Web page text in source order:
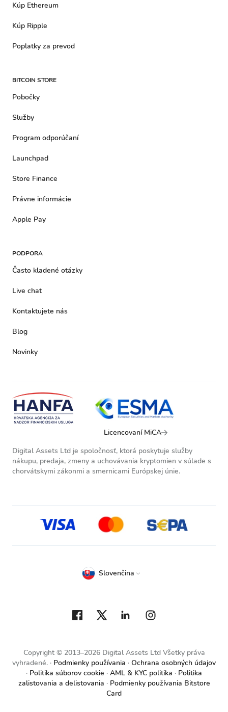
Kúp Ethereum
Kúp Ripple
Poplatky za prevod
BITCOIN STORE
Pobočky
Služby
Program odporúčaní
Launchpad
Store Finance
Právne informácie
Apple Pay
PODPORA
Často kladené otázky
Live chat
Kontaktujete nás
Blog
Novinky
Licencovaní MiCA
Digital Assets Ltd je spoločnosť, ktorá poskytuje služby
nákupu, predaja, zmeny a uchovávania kryptomien v súlade s
chorvátskymi zákonmi a smernicami Európskej únie.
Copyright © 2013–2026 Digital Assets Ltd Všetky práva
vyhradené.
Podmienky používania
Ochrana osobných údajov
Politika súborov cookie
AML & KYC politika
Politika
zalistovania a delistovania
Podmienky používania Bitstore
Card
Slovenčina